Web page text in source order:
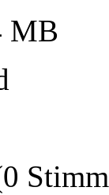
MB